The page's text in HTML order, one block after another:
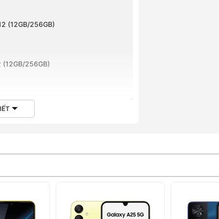
Nội
Hồ Chí Minh
Chí Minh
Chí Minh
Hồ Chí Minh
Hưng, Hồ Chí Minh
Phú, Hồ Chí Minh
Hồ Chí Minh
Minh
Hồ Chí Minh
Hồ Chí Minh
(12GB/256GB)
(12GB/256GB)
Hà Mobile